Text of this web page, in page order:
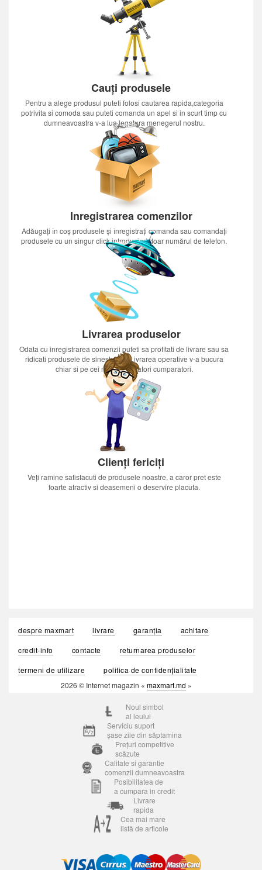
Cauți produsele
Pentru a alege produsul puteti folosi cautarea rapida,categoria
potrivita si comoda sau puteti comanda un apel si in scurt timp cu
dumneavoastra v-a lua legatura menegerul nostru.
Inregistrarea comenzilor
Adăugați în coș produsele și înregistrați comanda sau comandați
produsele cu un singur click introducînd doar numărul de telefon.
Livrarea produselor
Odata cu inregistrarea comenzii puteti sa profitati de livrare sau sa
ridicati produsele de sinestatator.Livrarea operative v-a bucura
chiar si pe cei mai nerabdatori cumparatori.
Clienți fericiți
Veți ramine satisfacuti de produsele noastre, a caror pret este
foarte atractiv si deasemeni o deservire placuta.
despre maxmart livrare garanția
achitare
credit-info
contacte
returnarea produselor
termeni de utilizare
politica de confidențialitate
2026 © Internet magazin « maxmart.md »
Noul simbol
al leului
Serviciu suport
șase zile din săptamina
Prețuri competitive
scăzute
Calitate si garantie
comenzii dumneavoastra
Posibilitatea de
a cumpara in credit
Livrare
rapida
Cea mai mare
listă de articole